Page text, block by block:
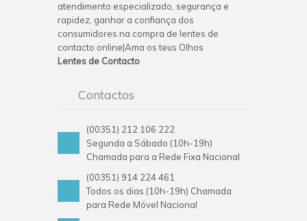
atendimento especializado, segurança e
rapidez, ganhar a confiança dos
consumidores na compra de lentes de
contacto online|Ama os teus Olhos
Lentes de Contacto
Contactos
(00351) 212 106 222
Segunda a Sábado (10h-19h)
Chamada para a Rede Fixa Nacional
(00351) 914 224 461
Todos os dias (10h-19h) Chamada
para Rede Móvel Nacional